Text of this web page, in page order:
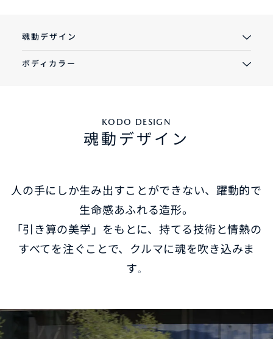
魂動デザイン
ボディカラー
KODO DESIGN
魂動デザイン
人の手にしか生み出すことができない、躍動的で
生命感あふれる造形。
「引き算の美学」をもとに、持てる技術と情熱の
すべてを注ぐことで、クルマに魂を吹き込みま
す。